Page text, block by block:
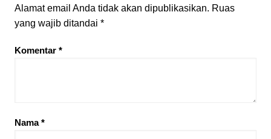
Alamat email Anda tidak akan dipublikasikan. Ruas
yang wajib ditandai *
Komentar *
Nama*